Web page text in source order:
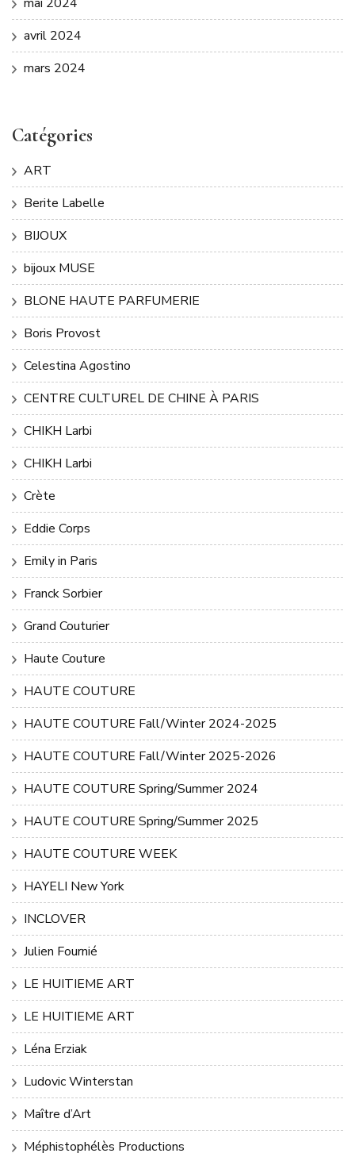
avril 2024
mars 2024
Catégories
ART
Berite Labelle
BIJOUX
bijoux MUSE
BLONE HAUTE PARFUMERIE
Boris Provost
Celestina Agostino
CENTRE CULTUREL DE CHINE À PARIS
CHIKH Larbi
CHIKH Larbi
Crète
Eddie Corps
Emily in Paris
Franck Sorbier
Grand Couturier
Haute Couture
HAUTE COUTURE
HAUTE COUTURE Fall/Winter 2024-2025
HAUTE COUTURE Fall/Winter 2025-2026
HAUTE COUTURE Spring/Summer 2024
HAUTE COUTURE Spring/Summer 2025
HAUTE COUTURE WEEK
HAYELI New York
INCLOVER
Julien Fournié
LE HUITIEME ART
LE HUITIEME ART
Léna Erziak
Ludovic Winterstan
Maître d’Art
Méphistophélès Productions